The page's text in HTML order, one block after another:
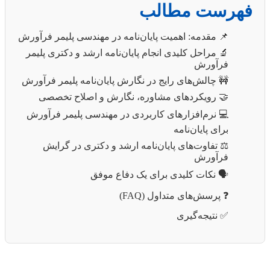
فهرست مطالب
📌 مقدمه: اهمیت پایان‌نامه در مهندسی پلیمر فرآورش
🔬 مراحل کلیدی انجام پایان‌نامه ارشد و دکتری پلیمر
فرآورش
🚧 چالش‌های رایج در نگارش پایان‌نامه پلیمر فرآورش
🤝 رویکردهای مشاوره، نگارش و اصلاح تخصصی
💻 نرم‌افزارهای کاربردی در مهندسی پلیمر فرآورش
برای پایان‌نامه
⚖️ تفاوت‌های پایان‌نامه ارشد و دکتری در گرایش
فرآورش
🗣️ نکات کلیدی برای یک دفاع موفق
❓ پرسش‌های متداول (FAQ)
✅ نتیجه‌گیری